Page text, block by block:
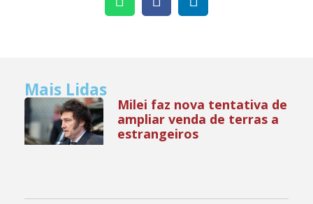
Mais Lidas
Milei faz nova tentativa de
ampliar venda de terras a
estrangeiros